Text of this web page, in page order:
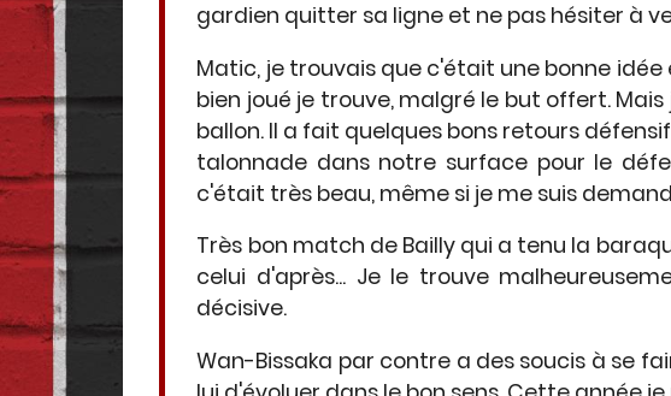
gardien quitter sa ligne et ne pas hésiter à
Matic, je trouvais que c'était une bonne
bien joué je trouve, malgré le but offert.
ballon. Il a fait quelques bons retours
talonnade dans notre surface pour le
c'était très beau, même si je me suis
Très bon match de Bailly qui a tenu la
celui d'après... Je le trouve
décisive.
Wan-Bissaka par contre a des soucis à se